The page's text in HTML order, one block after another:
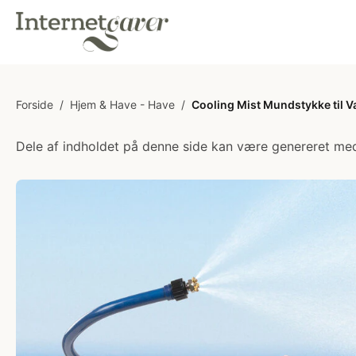
Forside / Hjem & Have - Have / Cooling Mist Mundstykke til
Dele af indholdet på denne side kan være genereret